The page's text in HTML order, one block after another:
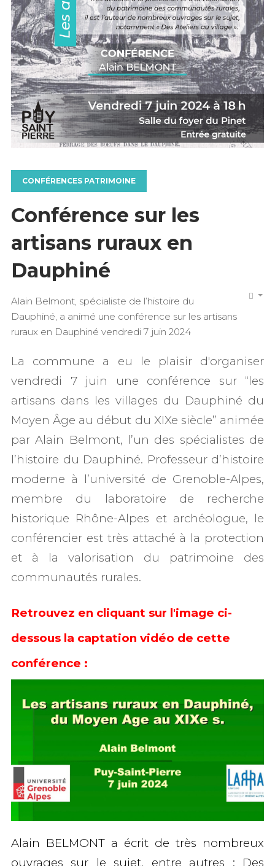
CONFÉRENCES PATRIMOINE
Conférence sur les
artisans ruraux en
Dauphiné
Alain Belmont, spécialiste de l’histoire du
Dauphiné, a animé une conférence sur les artisans
ruraux en Dauphiné vendredi 7 juin 2024
La commune a eu le plaisir d'organiser
vendredi 7 juin une conférence sur “les
artisans dans les villages du Dauphiné du
Moyen Âge au début du XIXe siècle” animée
par Alain Belmont, l’un des spécialistes de
l’histoire du Dauphiné. Professeur d’histoire
moderne à l’université de Grenoble-Alpes,
membre du laboratoire de recherche
historique Rhône-Alpes et archéologue, le
conférencier est très attaché à la protection
et à la valorisation du patrimoine des
communautés rurales.
Retrouvez en cliquant sur l'image ci-
dessous la captation vidéo de cette
conférence :
Alain BELMONT a écrit de très nombreux
ouvrages sur le sujet, entre autres : Des